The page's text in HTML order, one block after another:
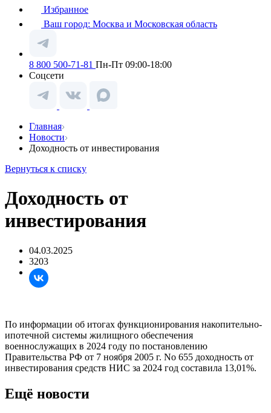
Избранное
Ваш город: Москва и Московская область
8 800 500-71-81 Пн-Пт 09:00-18:00
Соцсети
Главная
Новости
Доходность от инвестирования
Вернуться к списку
Доходность от
инвестирования
04.03.2025
3203
По информации об итогах функционирования накопительно-
ипотечной системы жилищного обеспечения
военнослужащих в 2024 году по постановлению
Правительства РФ от 7 ноября 2005 г. No 655 доходность от
инвестирования средств НИС за 2024 год составила 13,01%.
Ещё новости